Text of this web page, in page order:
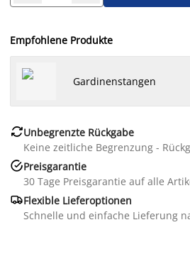
Empfohlene Produkte
Gardinenstangen
Unbegrenzte Rückgabe
Keine zeitliche Begrenzung -
Preisgarantie
30 Tage Preisgarantie auf alle
Flexible Lieferoptionen
Schnelle und einfache Lieferung